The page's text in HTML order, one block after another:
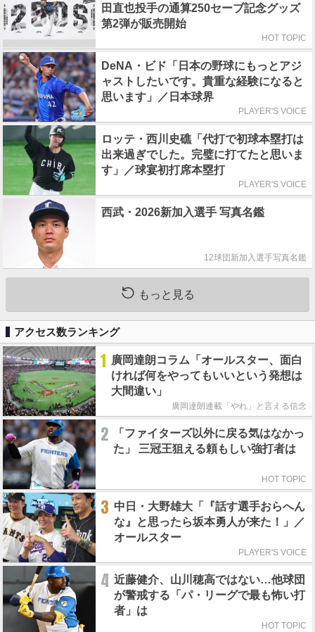
田直也投手の通算250セーブ記念グッズ
第2弾が販売開始
HOT TOPIC
DeNA・ビド「日本の野球にもっとアジ
ャストしたいです。貴重な経験になると
思います」／日本球界
PLAYER'S VOICE
ロッテ・西川史礁「代打で初球本塁打は
出来過ぎでした。完璧に打てたと思いま
す」／球宴初打席本塁打
PLAYER'S VOICE
西武・2026新加入選手 写真名鑑
12球団新加入選手写真名鑑
もっと見る
アクセス数ランキング
1 廣岡達朗コラム「オールスター、面白
ければ何をやってもいいという発想は
大間違い」
廣岡達朗連載「やれ」と言える信念
2
「ファイターズ以外に戻る気はなかっ
た」 三冠王狙える頼もしい強打者は
HOT TOPIC
3 中日・大野雄大「『話す選手おらへん
な』と思ったら坂本勇人が来た！」／
オールスター
PLAYER'S VOICE
4 近藤健介、山川穂高ではない…他球団
が警戒する「パ・リーグで最も怖い打
者」は
HOT TOPIC